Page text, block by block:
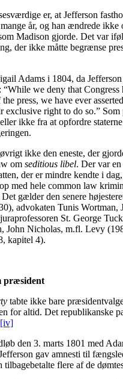
er, at Jefferson
år, og han ændrede ikke
Madison gjorde. Det var
der ikke måtte begrænse
Adams i 1804, da
“While we deny that
press, we have ever
exclusive right to do so.”
ikke fra at opfordre
ikke den eneste, der
om seditious libel. Der var
der er mindre kendte i
med hele common law
Det gælder den senere
advokaten Tunis Wortman,
St. George
John Nicholas, m.fl. Levy
kapitel 4).
præsident
tabte ikke bare
for altid. Det republikanske
[iv]
den 3. marts 1801 med
gav amnesti til
tilbagebetalte flere af de